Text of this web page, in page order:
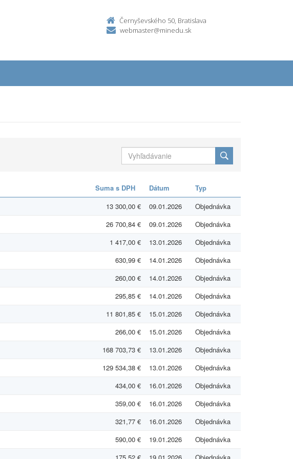
Černyševského 50, Bratislava
webmaster@minedu.sk
Suma s DPH Dátum
Typ
13 300,00 € 09.01.2026
Objednávka
26 700,84 € 09.01.2026
Objednávka
1 417,00 € 13.01.2026
Objednávka
630,99 € 14.01.2026
Objednávka
260,00 € 14.01.2026
Objednávka
295,85 € 14.01.2026
Objednávka
11 801,85 € 15.01.2026
Objednávka
266,00 € 15.01.2026
Objednávka
168 703,73 € 13.01.2026
Objednávka
129 534,38 € 13.01.2026
Objednávka
434,00 € 16.01.2026
Objednávka
359,00 € 16.01.2026
Objednávka
321,77 € 16.01.2026
Objednávka
590,00 € 19.01.2026
Objednávka
175,52 € 19.01.2026 Objednávka